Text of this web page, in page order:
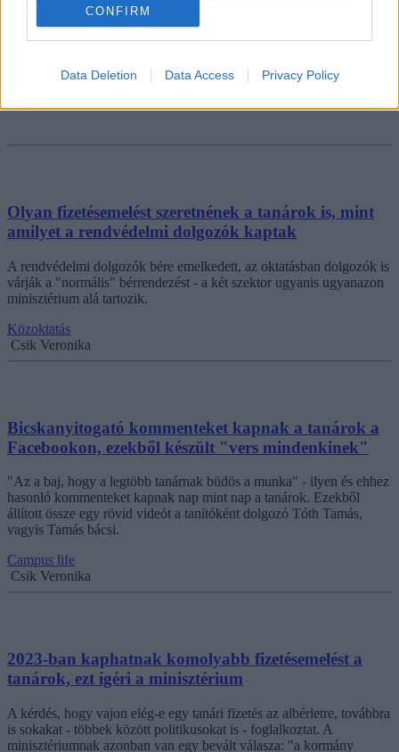
CONFIRM
Data Deletion Data Access Privacy Policy
Olyan fizetésemelést szeretnének a tanárok is, mint
amilyet a rendvédelmi dolgozók kaptak
A rendvédelmi dolgozók bére emelkedett, az oktatásban dolgozók is
várják a "normális" bérrendezést - a két szektor ugyanis ugyanazon
minisztérium alá tartozik.
Közoktatás
Csik Veronika
Bicskanyitogató kommenteket kapnak a tanárok a
Facebookon, ezekből készült "vers mindenkinek"
"Az a baj, hogy a legtöbb tanárnak büdös a munka" - ilyen és ehhez
hasonló kommenteket kapnak nap mint nap a tanárok. Ezekből
állított össze egy rövid videót a tanítóként dolgozó Tóth Tamás,
vagyis Tamás bácsi.
Campus life
Csik Veronika
2023-ban kaphatnak komolyabb fizetésemelést a
tanárok, ezt ígéri a minisztérium
A kérdés, hogy vajon elég-e egy tanári fizetés az albérletre, továbbra
is sokakat - többek között politikusokat is - foglalkoztat. A
minisztériumnak azonban van egy bevált válasza: "a kormány